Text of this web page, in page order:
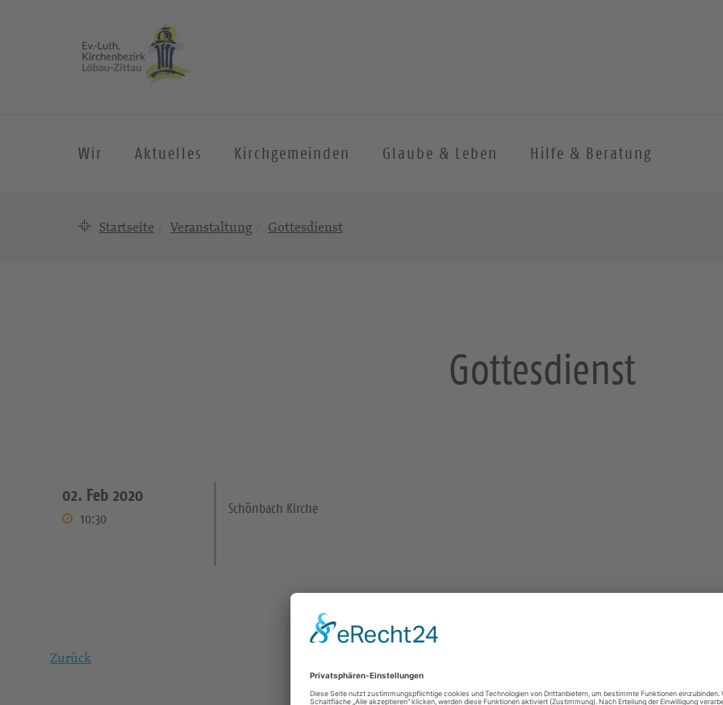
Wir Aktuelles Kirchgemeinden Glaube & Leben Hilfe & Beratung
Startseite Veranstaltung Gottesdienst
Gottesdienst
02. Feb 2020
10:30
Schönbach Kirche
Zurück